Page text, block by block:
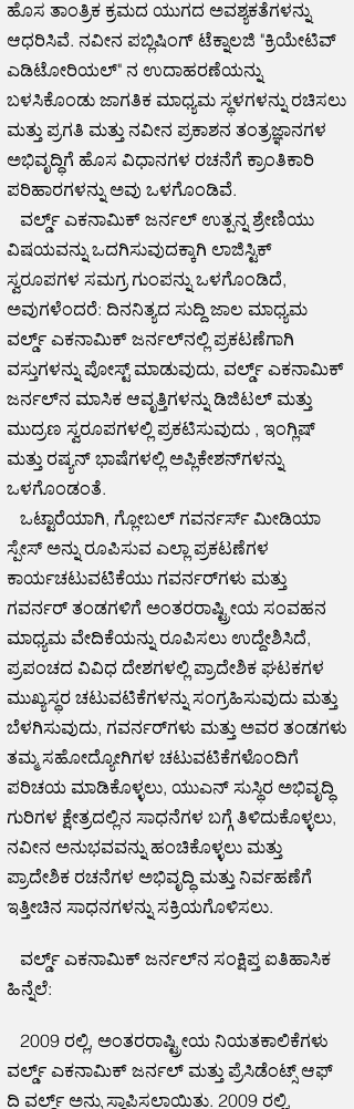
ಹೊಸ ತಾಂತ್ರಿಕ ಕ್ರಮದ ಯುಗದ ಅವಶ್ಯಕತೆಗಳನ್ನು
ಆಧರಿಸಿವೆ. ನವೀನ ಪಬ್ಲಿಷಿಂಗ್ ಟೆಕ್ನಾಲಜಿ "ಕ್ರಿಯೇಟಿವ್
ಎಡಿಟೋರಿಯಲ್" ನ ಉದಾಹರಣೆಯನ್ನು
ಬಳಸಿಕೊಂಡು ಜಾಗತಿಕ ಮಾಧ್ಯಮ ಸ್ಥಳಗಳನ್ನು ರಚಿಸಲು
ಮತ್ತು ಪ್ರಗತಿ ಮತ್ತು ನವೀನ ಪ್ರಕಾಶನ ತಂತ್ರಜ್ಞಾನಗಳ
ಅಭಿವೃದ್ಧಿಗೆ ಹೊಸ ವಿಧಾನಗಳ ರಚನೆಗೆ ಕ್ರಾಂತಿಕಾರಿ
ಪರಿಹಾರಗಳನ್ನು ಅವು ಒಳಗೊಂಡಿವೆ.
ವರ್ಲ್ಡ್ ಎಕನಾಮಿಕ್ ಜರ್ನಲ್ ಉತ್ಪನ್ನ ಶ್ರೇಣಿಯು
ವಿಷಯವನ್ನು ಒದಗಿಸುವುದಕ್ಕಾಗಿ ಲಾಜಿಸ್ಟಿಕ್
ಸ್ವರೂಪಗಳ ಸಮಗ್ರ ಗುಂಪನ್ನು ಒಳಗೊಂಡಿದೆ,
ಅವುಗಳೆಂದರೆ: ದಿನನಿತ್ಯದ ಸುದ್ದಿ ಜಾಲ ಮಾಧ್ಯಮ
ವರ್ಲ್ಡ್ ಎಕನಾಮಿಕ್ ಜರ್ನಲ್‌ನಲ್ಲಿ ಪ್ರಕಟಣೆಗಾಗಿ
ವಸ್ತುಗಳನ್ನು ಪೋಸ್ಟ್ ಮಾಡುವುದು, ವರ್ಲ್ಡ್ ಎಕನಾಮಿಕ್
ಜರ್ನಲ್‌ನ ಮಾಸಿಕ ಆವೃತ್ತಿಗಳನ್ನು ಡಿಜಿಟಲ್ ಮತ್ತು
ಮುದ್ರಣ ಸ್ವರೂಪಗಳಲ್ಲಿ ಪ್ರಕಟಿಸುವುದು , ಇಂಗ್ಲಿಷ್
ಮತ್ತು ರಷ್ಯನ್ ಭಾಷೆಗಳಲ್ಲಿ ಅಪ್ಲಿಕೇಶನ್‌ಗಳನ್ನು
ಒಳಗೊಂಡಂತೆ.
ಒಟ್ಟಾರೆಯಾಗಿ, ಗ್ಲೋಬಲ್ ಗವರ್ನರ್ಸ್ ಮೀಡಿಯಾ
ಸ್ಪೇಸ್ ಅನ್ನು ರೂಪಿಸುವ ಎಲ್ಲಾ ಪ್ರಕಟಣೆಗಳ
ಕಾರ್ಯಚಟುವಟಿಕೆಯು ಗವರ್ನರ್‌ಗಳು ಮತ್ತು
ಗವರ್ನರ್ ತಂಡಗಳಿಗೆ ಅಂತರರಾಷ್ಟ್ರೀಯ ಸಂವಹನ
ಮಾಧ್ಯಮ ವೇದಿಕೆಯನ್ನು ರೂಪಿಸಲು ಉದ್ದೇಶಿಸಿದೆ,
ಪ್ರಪಂಚದ ವಿವಿಧ ದೇಶಗಳಲ್ಲಿ ಪ್ರಾದೇಶಿಕ ಘಟಕಗಳ
ಮುಖ್ಯಸ್ಥರ ಚಟುವಟಿಕೆಗಳನ್ನು ಸಂಗ್ರಹಿಸುವುದು ಮತ್ತು
ಬೆಳಗಿಸುವುದು, ಗವರ್ನರ್‌ಗಳು ಮತ್ತು ಅವರ ತಂಡಗಳು
ತಮ್ಮ ಸಹೋದ್ಯೋಗಿಗಳ ಚಟುವಟಿಕೆಗಳೊಂದಿಗೆ
ಪರಿಚಯ ಮಾಡಿಕೊಳ್ಳಲು, ಯುಎನ್ ಸುಸ್ಥಿರ ಅಭಿವೃದ್ಧಿ
ಗುರಿಗಳ ಕ್ಷೇತ್ರದಲ್ಲಿನ ಸಾಧನೆಗಳ ಬಗ್ಗೆ ತಿಳಿದುಕೊಳ್ಳಲು,
ನವೀನ ಅನುಭವವನ್ನು ಹಂಚಿಕೊಳ್ಳಲು ಮತ್ತು
ಪ್ರಾದೇಶಿಕ ರಚನೆಗಳ ಅಭಿವೃದ್ಧಿ ಮತ್ತು ನಿರ್ವಹಣೆಗೆ
ಇತ್ತೀಚಿನ ಸಾಧನಗಳನ್ನು ಸಕ್ರಿಯಗೊಳಿಸಲು.
ವರ್ಲ್ಡ್ ಎಕನಾಮಿಕ್ ಜರ್ನಲ್‌ನ ಸಂಕ್ಷಿಪ್ತ ಐತಿಹಾಸಿಕ
ಹಿನ್ನೆಲೆ:
2009 ರಲ್ಲಿ, ಅಂತರರಾಷ್ಟ್ರೀಯ ನಿಯತಕಾಲಿಕೆಗಳು
ವರ್ಲ್ಡ್ ಎಕನಾಮಿಕ್ ಜರ್ನಲ್ ಮತ್ತು ಪ್ರೆಸಿಡೆಂಟ್ಸ್ ಆಫ್
ದಿ ವರ್ಲ್ಡ್ ಅನ್ನು ಸ್ಥಾಪಿಸಲಾಯಿತು. 2009 ರಲ್ಲಿ,